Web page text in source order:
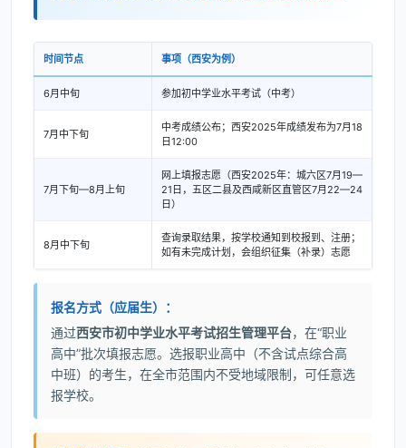
时间节点 事项（西安为例）
6月中旬 参加初中学业水平考试（中考）
7月中下旬
中考成绩公布；西安2025年成绩发布为7月18
日12:00
7月下旬—8月上旬
网上填报志愿（西安2025年：城六区7月19—
21日，五区二县及西咸新区直管区7月22—24
日）
8月中下旬
查询录取结果，按学校通知到校报到、注册；
如有未完成计划，会组织征集（补录）志愿
报名方式（应届生）：
通过西安市初中学业水平考试招生管理平台，在“职业
高中”批次填报志愿。选报职业高中（不含试点综合高
中班）的考生，在全市范围内不受地域限制，可任意选
报学校。